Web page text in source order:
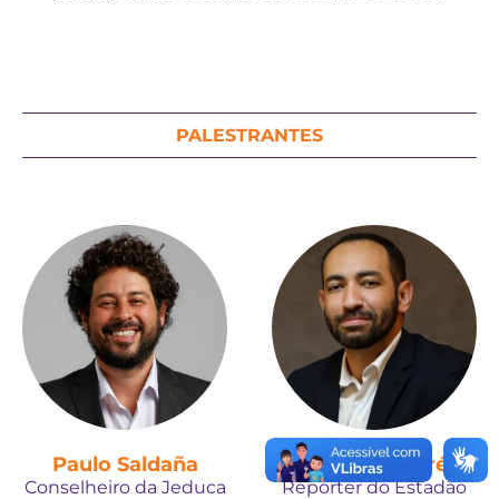
PALESTRANTES
Paulo Saldaña
Conselheiro da Jeduca
Vinícius Valfré
Repórter do Estadão